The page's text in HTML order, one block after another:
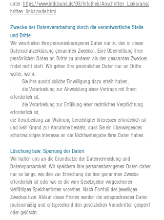
unter: https://www.bfdi.bund.de/DE/Infothek/Anschriften_Links/ansc
hriften_links-node.html.
Zwecke der Datenverarbeitung durch die verantwortliche Stelle
und Dritte
Wir verarbeiten Ihre personenbezogenen Daten nur zu den in dieser
Datenschutzerklärung genannten Zwecken. Eine Übermittlung Ihrer
persönlichen Daten an Dritte zu anderen als den genannten Zwecken
findet nicht statt. Wir geben Ihre persönlichen Daten nur an Dritte
weiter, wenn:
· Sie Ihre ausdrückliche Einwilligung dazu erteilt haben,
· die Verarbeitung zur Abwicklung eines Vertrags mit Ihnen
erforderlich ist,
· die Verarbeitung zur Erfüllung einer rechtlichen Verpflichtung
erforderlich ist,
die Verarbeitung zur Wahrung berechtigter Interessen erforderlich ist
und kein Grund zur Annahme besteht, dass Sie ein überwiegendes
schutzwürdiges Interesse an der Nichtweitergabe Ihrer Daten haben.
Löschung bzw. Sperrung der Daten
Wir halten uns an die Grundsätze der Datenvermeidung und
Datensparsamkeit. Wir speichern Ihre personenbezogenen Daten daher
nur so lange, wie dies zur Erreichung der hier genannten Zwecke
erforderlich ist oder wie es die vom Gesetzgeber vorgesehenen
vielfältigen Speicherfristen vorsehen. Nach Fortfall des jeweiligen
Zweckes bzw. Ablauf dieser Fristen werden die entsprechenden Daten
routinemäßig und entsprechend den gesetzlichen Vorschriften gesperrt
oder gelöscht.